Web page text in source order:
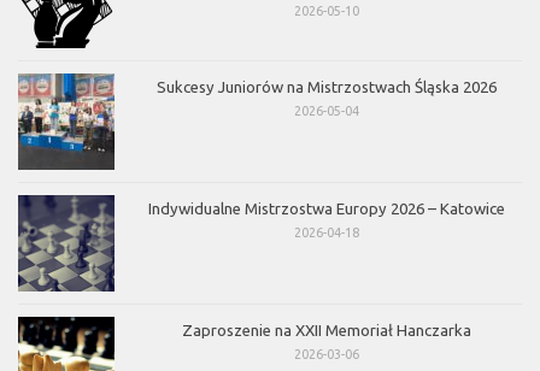
2026-05-10
Sukcesy Juniorów na Mistrzostwach Śląska 2026
2026-05-04
Indywidualne Mistrzostwa Europy 2026 – Katowice
2026-04-18
Zaproszenie na XXII Memoriał Hanczarka
2026-03-06